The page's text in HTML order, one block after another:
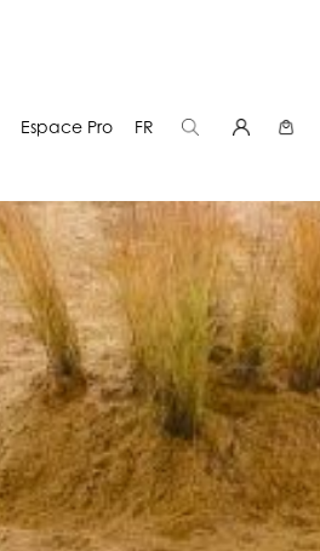
Espace Pro FR